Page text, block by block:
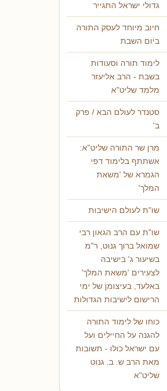
גדולי ישראל התגייר
חיוב מיוחד לעסק התורה
ביום השבת
לימוד תורה וסעודות
בשבת - הרב אליעזר
מלמד שליט"א
סטנדר לעולם הבא / פרק
ב'
מרן שר התורה שליט"א:
אשתתף בלימוד דפי
הגמרא של 'משאת
המלך'
שו"ת לעולם הישיבות
שו"ת עם הרב הגאון רבי
שמואל ברוך גנוט, ר"מ
בשיעור ג' בישיבה
לצעירים 'משאת המלך'
באלעד, בעיצומן של ימי
הרישום לישיבות הגדולות
כוחו של לימוד התורה
להגנה על החיילים ועל
עם ישראל כולו - תשובות
מאת הרב ש. ב. גנוט
שליט"א